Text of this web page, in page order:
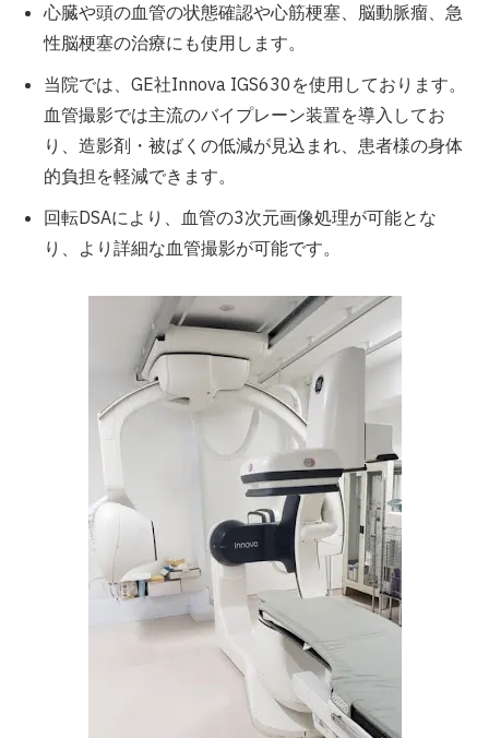
心臓や頭の血管の状態確認や心筋梗塞、脳動脈瘤、急
性脳梗塞の治療にも使用します。
当院では、GE社Innova IGS630を使用しております。
血管撮影では主流のバイプレーン装置を導入してお
り、造影剤・被ばくの低減が見込まれ、患者様の身体
的負担を軽減できます。
回転DSAにより、血管の3次元画像処理が可能とな
り、より詳細な血管撮影が可能です。